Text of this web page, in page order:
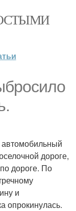
автомобильный
дороге,
дороге. По
и
опрокинулась.